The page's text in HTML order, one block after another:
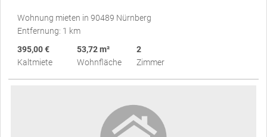
Wohnung mieten in 90489 Nürnberg
Entfernung: 1 km
395,00 €
Kaltmiete
53,72 m²
Wohnfläche
2
Zimmer